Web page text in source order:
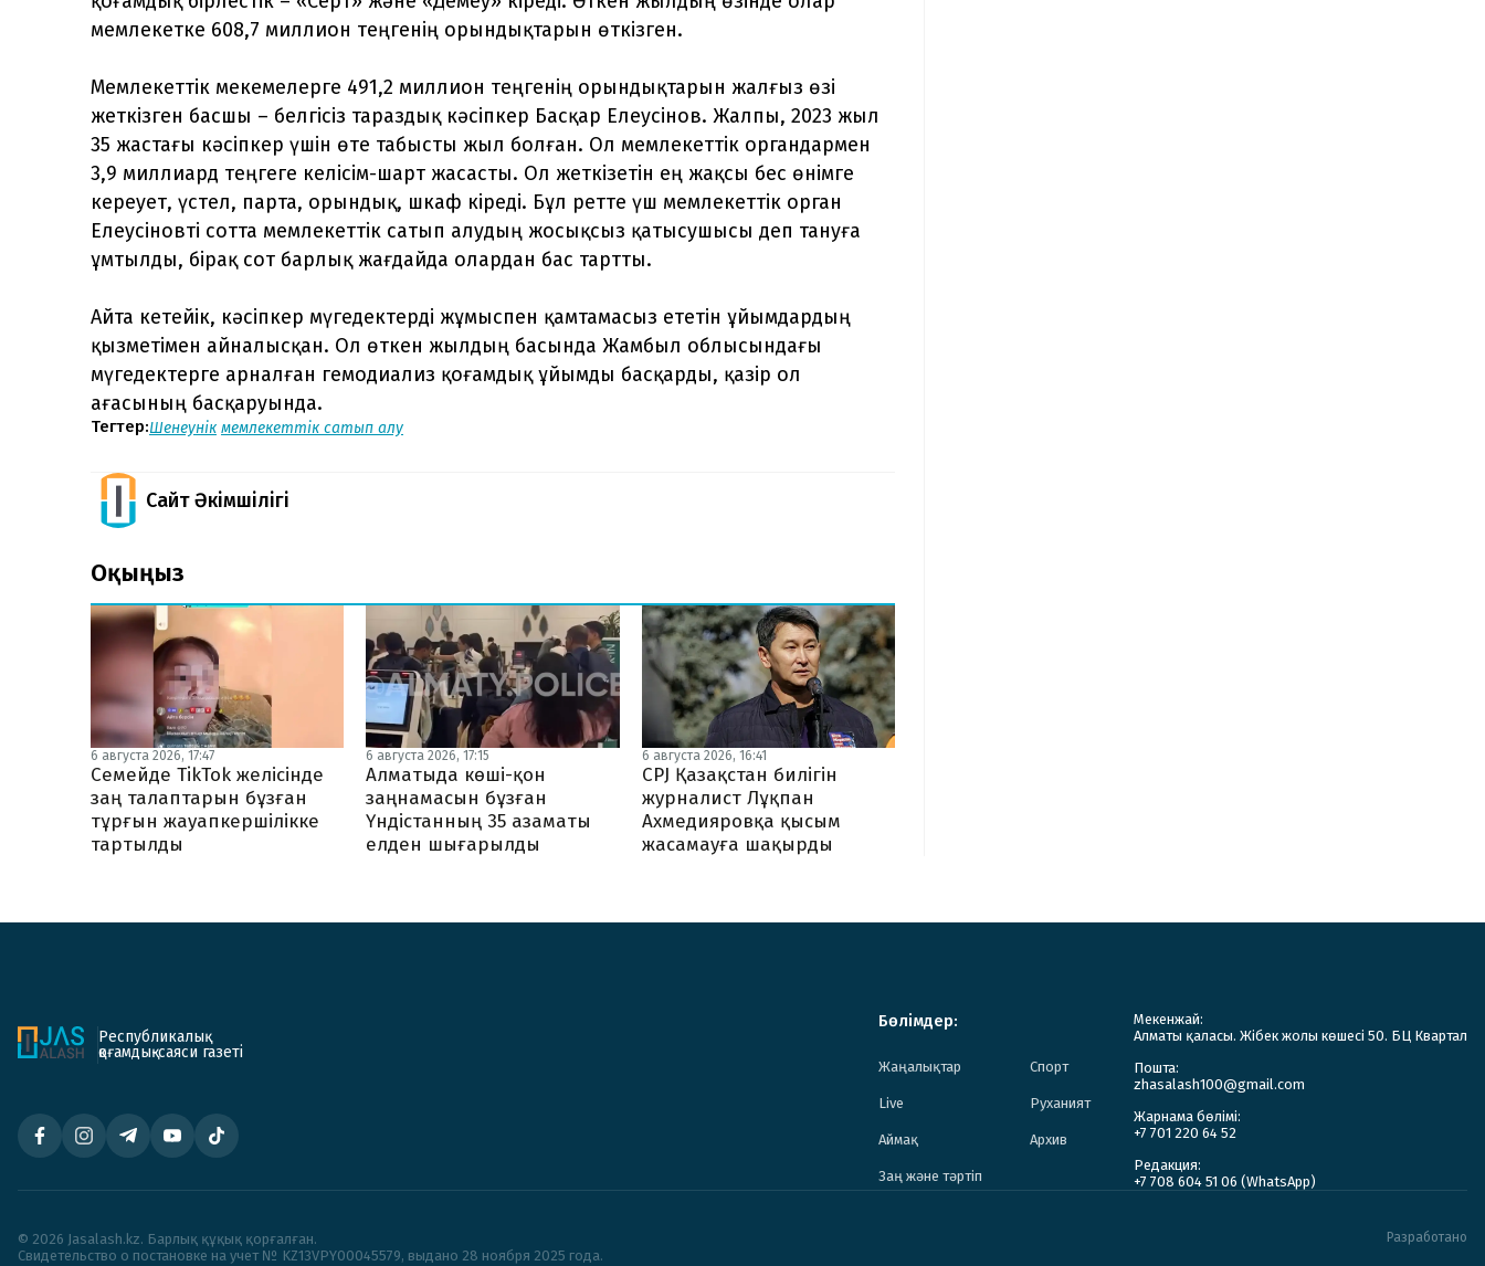
мемлекетке 608,7 миллион теңгенің орындықтарын өткізген.
Мемлекеттік мекемелерге 491,2 миллион теңгенің орындықтарын жалғыз өзі
жеткізген басшы – белгісіз тараздық кәсіпкер Басқар Елеусінов. Жалпы, 2023 жыл
35 жастағы кәсіпкер үшін өте табысты жыл болған. Ол мемлекеттік органдармен
3,9 миллиард теңгеге келісім-шарт жасасты. Ол жеткізетін ең жақсы бес өнімге
кереует, үстел, парта, орындық, шкаф кіреді. Бұл ретте үш мемлекеттік орган
Елеусіновті сотта мемлекеттік сатып алудың жосықсыз қатысушысы деп тануға
ұмтылды, бірақ сот барлық жағдайда олардан бас тартты.
Айта кетейік, кәсіпкер мүгедектерді жұмыспен қамтамасыз ететін ұйымдардың
қызметімен айналысқан. Ол өткен жылдың басында Жамбыл облысындағы
мүгедектерге арналған гемодиализ қоғамдық ұйымды басқарды, қазір ол
ағасының басқаруында.
Тегтер:Шенеунік мемлекеттік сатып алу
Сайт Әкімшілігі
Оқыңыз
6 августа 2026, 17:47
Семейде TikTok желісінде
заң талаптарын бұзған
тұрғын жауапкершілікке
тартылды
6 августа 2026, 17:15
Алматыда көші-қон
заңнамасын бұзған
Үндістанның 35 азаматы
елден шығарылды
6 августа 2026, 16:41
CPJ Қазақстан билігін
журналист Лұқпан
Ахмедияровқа қысым
жасамауға шақырды
Республикалық
қоғамдық-саяси газеті
Бөлімдер:
Жаңалықтар Спорт
Live Руханият
Аймақ Архив
Заң және тәртіп
Мекенжай:
Алматы қаласы. Жібек жолы көшесі 50. БЦ Квартал
Пошта:
zhasalash100@gmail.com
Жарнама бөлімі:
+7 701 220 64 52
Редакция:
+7 708 604 51 06 (WhatsApp)
© 2026 Jasalash.kz. Барлық құқық қорғалған.
Cвидетельство о постановке на учет № KZ13VPY00045579, выдано 28 ноября 2025 года.
Разработано